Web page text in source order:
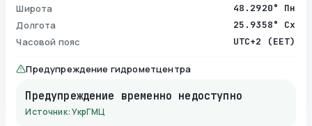
Широта
48.2920° Пн
Долгота 25.9358° Сх
Часовой пояс UTC+2 (EET)
Предупреждение гидрометцентра
Предупреждение временно недоступно
Источник: УкрГМЦ